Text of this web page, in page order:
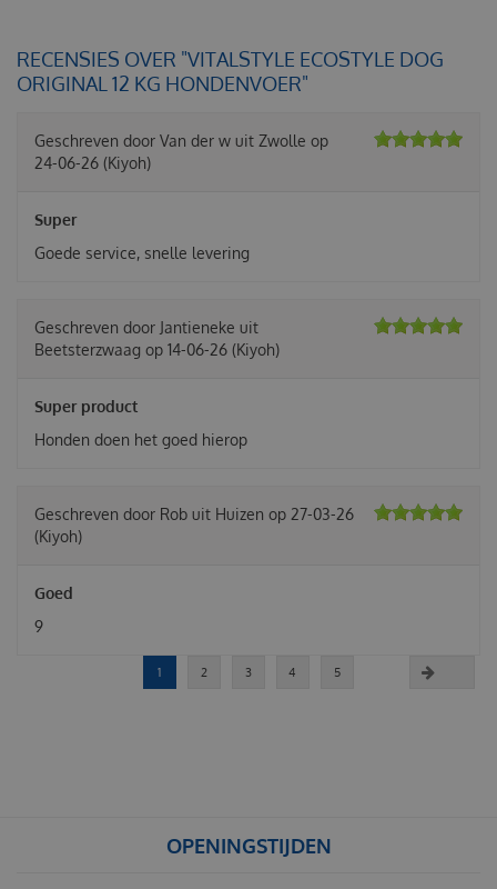
RECENSIES OVER "VITALSTYLE ECOSTYLE DOG
ORIGINAL 12 KG HONDENVOER"
Geschreven door Van der w uit Zwolle op
24-06-26 (Kiyoh)
Super
Goede service, snelle levering
Geschreven door Jantieneke uit
Beetsterzwaag op 14-06-26 (Kiyoh)
Super product
Honden doen het goed hierop
Geschreven door Rob uit Huizen op 27-03-26
(Kiyoh)
Goed
9
1 2 3 4 5
OPENINGSTIJDEN